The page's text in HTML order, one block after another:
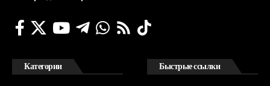
Категории Быстрые ссылки